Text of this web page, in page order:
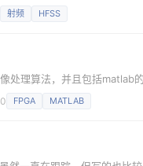
面对一堆看不懂的报错提示
米波雷达、卫星互联网、射
射频 HFSS
处理算法，并且包括matlab
FPGA MATLAB